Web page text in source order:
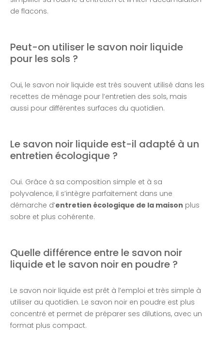
de flacons.
Peut-on utiliser le savon noir liquide
pour les sols ?
Oui, le savon noir liquide est très souvent utilisé dans les
recettes de ménage pour l’entretien des sols, mais
aussi pour différentes surfaces du quotidien.
Le savon noir liquide est-il adapté à un
entretien écologique ?
Oui. Grâce à sa composition simple et à sa
polyvalence, il s’intègre parfaitement dans une
démarche d’entretien écologique de la maison plus
sobre et plus cohérente.
Quelle différence entre le savon noir
liquide et le savon noir en poudre ?
Le savon noir liquide est prêt à l’emploi et très simple à
utiliser au quotidien. Le savon noir en poudre est plus
concentré et permet de préparer ses dilutions, avec un
format plus compact.